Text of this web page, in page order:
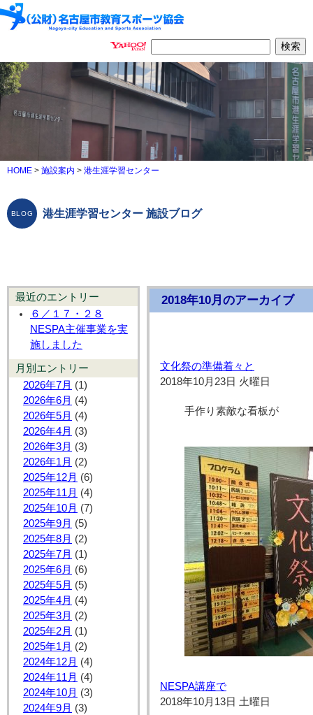
HOME > 施設案内 > 港生涯学習センター
港生涯学習センター 施設ブログ
最近のエントリー
６／１７・２８
NESPA主催事業を実
施しました
月別エントリー
2026年7月 (1)
2026年6月 (4)
2026年5月 (4)
2026年4月 (3)
2026年3月 (3)
2026年1月 (2)
2025年12月 (6)
2025年11月 (4)
2025年10月 (7)
2025年9月 (5)
2025年8月 (2)
2025年7月 (1)
2025年6月 (6)
2025年5月 (5)
2025年4月 (4)
2025年3月 (2)
2025年2月 (1)
2025年1月 (2)
2024年12月 (4)
2024年11月 (4)
2024年10月 (3)
2024年9月 (3)
2018年10月のアーカイブ
文化祭の準備着々と
2018年10月23日 火曜日
手作り素敵な看板が
NESPA講座で
2018年10月13日 土曜日